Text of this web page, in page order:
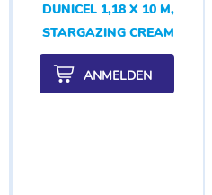
DUNICEL 1,18 X 10 M,
STARGAZING CREAM
ANMELDEN